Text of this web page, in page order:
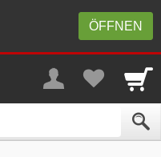
ÖFFNEN